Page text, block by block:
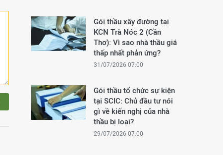
Gói thầu xây đường tại
KCN Trà Nóc 2 (Cần
Thơ): Vì sao nhà thầu giá
thấp nhất phản ứng?
31/07/2026 07:00
Gói thầu tổ chức sự kiện
tại SCIC: Chủ đầu tư nói
gì về kiến nghị của nhà
thầu bị loại?
29/07/2026 07:00